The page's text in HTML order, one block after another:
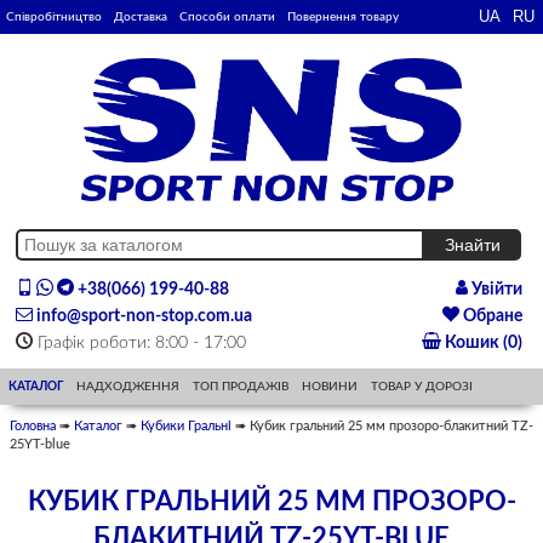
Співробітництво Доставка Способи оплати Повернення товару
+38(066) 199-40-88
info@sport-non-stop.com.ua
Графік роботи: 8:00 - 17:00
Увійти
Обране
Кошик (0)
КАТАЛОГ НАДХОДЖЕННЯ ТОП ПРОДАЖІВ НОВИНИ ТОВАР У ДОРОЗІ
Головна ➠ Каталог ➠ Кубики Гральні ➠ Кубик гральний 25 мм прозоро-блакитний TZ-
25YT-blue
КУБИК ГРАЛЬНИЙ 25 ММ ПРОЗОРО-